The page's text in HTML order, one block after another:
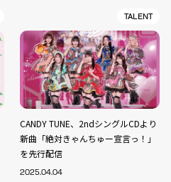
TALENT
CANDY TUNE、2ndシングルCDより
新曲「絶対きゃんちゅー宣言っ！」
を先行配信
2025.04.04